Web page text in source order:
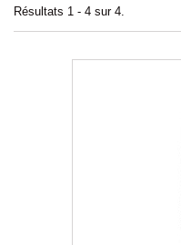
Résultats 1 - 4 sur 4.